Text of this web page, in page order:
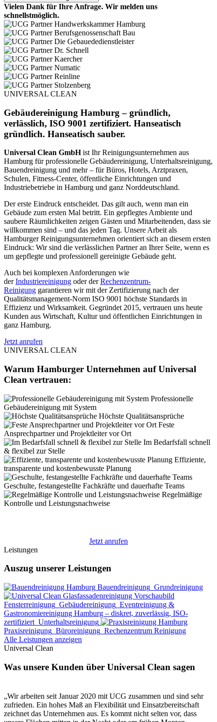
Vielen Dank für Ihre Anfrage. Wir melden uns
schnellstmöglich.
UNIVERSAL CLEAN
Gebäudereinigung Hamburg – gründlich,
verlässlich, ISO 9001 zertifiziert. Hanseatisch
gründlich. Hanseatisch sauber.
Universal Clean GmbHist Ihr Reinigungsunternehmen aus
Hamburg für professionelle Gebäudereinigung, Unterhaltsreinigung,
Bauendreinigung und mehr – für Büros, Hotels, Arztpraxen,
Schulen, Fitness-Center, öffentliche Einrichtungen und
Industriebetriebe in Hamburg und ganz Norddeutschland.
Der erste Eindruck entscheidet. Das gilt auch, wenn man ein
Gebäude zum ersten Mal betritt. Ein gepflegtes Ambiente und
saubere Räumlichkeiten zeigen Gästen und Mitarbeitenden, dass sie
willkommen sind – und das jeden Tag. Unsere Arbeit als
Hamburger Reinigungsunternehmen orientiert sich an diesem ersten
Eindruck: Wir sind die verlässlichen Partner an Ihrer Seite, wenn es
um gepflegte und professionell gereinigte Gebäude geht.
Auch bei komplexen Anforderungen wie
derIndustriereinigung oder derRechenzentrum-
Reinigung garantieren wir mit der Zertifizierung nach der
Qualitätsmanagement-Norm ISO 9001 höchste Standards in
Effizienz und Wirksamkeit. Gegründet 2015, vertrauen uns heute
Kunden aus Wirtschaft, Kultur und öffentlichen Einrichtungen in
ganz Hamburg.
Jetzt anrufen
UNIVERSAL CLEAN
Warum Hamburger Unternehmen auf Universal
Clean vertrauen:
Professionelle
Gebäudereinigung mit System
Höchste Qualitätsansprüche
Feste
Ansprechpartner und Projektleiter vor Ort
Im Bedarfsfall schnell
& flexibel zur Stelle
Effiziente,
transparente und kostenbewusste Planung
Geschulte, festangestellte Fachkräfte und dauerhafte Teams
Regelmäßige
Kontrolle und Leistungsnachweise
Jetzt anrufen
Leistungen
Auszug unserer Leistungen
Bauendreinigung Grundreinigung
Fensterreinigung Gebäudereinigung Eventreinigung &
Gastronomiereinigung Hamburg – diskret, zuverlässig, ISO-
zertifiziert Unterhaltsreinigung
Praxisreinigung Büroreinigung Rechenzentrum Reinigung
Alle Leistungen anzeigen
Universal Clean
Was unsere Kunden über Universal Clean sagen
„Wir arbeiten seit Januar 2020 mit UCG zusammen und sind sehr
zufrieden. Ein hohes Maß an Flexibilität und Einsatzbereitschaft
zeichnet das Unternehmen aus. Es kommt nicht selten vor, dass